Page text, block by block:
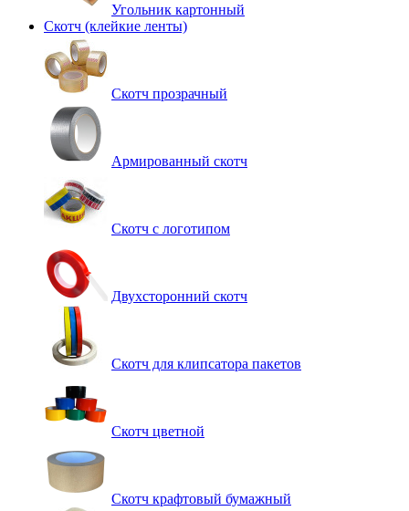
Угольник картонный
Скотч (клейкие ленты)
Cкотч прозрачный
Армированный скотч
Скотч с логотипом
Двухсторонний скотч
Скотч для клипсатора пакетов
Скотч цветной
Скотч крафтовый бумажный